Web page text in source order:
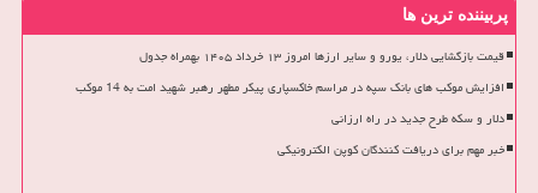
پربیننده ترین ها
قیمت بازگشایی دلار، یورو و سایر ارزها امروز ۱۳ خرداد ۱۴۰۵ بهمراه جدول
افزایش موکب های بانک سپه در مراسم خاکسپاری پیکر مطهر رهبر شهید امت به 14 موکب
دلار و سکه طرح جدید در راه ارزانی
خبر مهم برای دریافت کنندگان کوپن الکترونیکی